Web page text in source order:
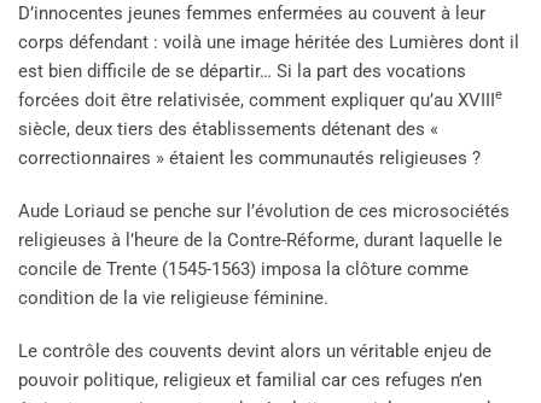
D’innocentes jeunes femmes enfermées au couvent à leur
corps défendant : voilà une image héritée des Lumières dont il
est bien difficile de se départir… Si la part des vocations
forcées doit être relativisée, comment expliquer qu’au XVIIIe
siècle, deux tiers des établissements détenant des «
correctionnaires » étaient les communautés religieuses ?
Aude Loriaud se penche sur l’évolution de ces microsociétés
religieuses à l’heure de la Contre-Réforme, durant laquelle le
concile de Trente (1545-1563) imposa la clôture comme
condition de la vie religieuse féminine.
Le contrôle des couvents devint alors un véritable enjeu de
pouvoir politique, religieux et familial car ces refuges n’en